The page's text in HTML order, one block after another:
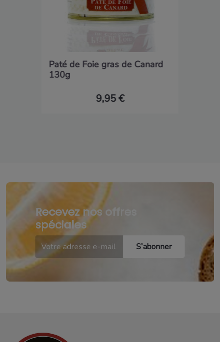
Paté de Foie gras de Canard
130g
9,95 €
Recevez nos offres
spéciales